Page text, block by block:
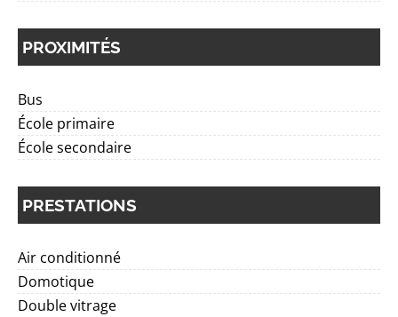
PROXIMITÉS
Bus
École primaire
École secondaire
PRESTATIONS
Air conditionné
Domotique
Double vitrage